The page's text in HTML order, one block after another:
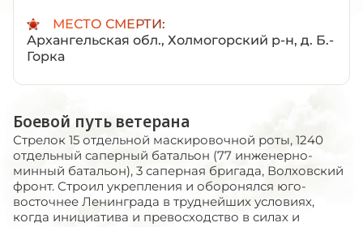
МЕСТО СМЕРТИ:
Архангельская обл., Холмогорский р-н, д. Б.-
Горка
Боевой путь ветерана
Стрелок 15 отдельной маскировочной роты, 1240
отдельный саперный батальон (77 инженерно-
минный батальон), 3 саперная бригада, Волховский
фронт. Строил укрепления и оборонялся юго-
восточнее Ленинграда в труднейших условиях,
когда инициатива и превосходство в силах и